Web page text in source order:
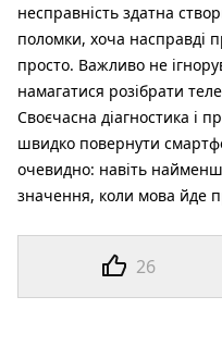
26
несправність здатна
поломки, хоча насправді
просто. Важливо не
намагатися розібрати
Своєчасна діагностика і
швидко повернути
очевидно: навіть
значення, коли мова йде